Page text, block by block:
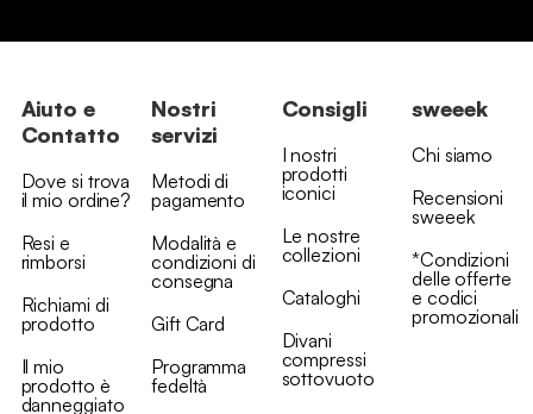
Aiuto e
Contatto
Dove si trova
il mio ordine?
Resi e
rimborsi
Richiami di
prodotto
Il mio
prodotto è
danneggiato
Nostri
servizi
Metodi di
pagamento
Modalità e
condizioni di
consegna
Gift Card
Programma
fedeltà
Consigli
I nostri
prodotti
iconici
Le nostre
collezioni
Cataloghi
Divani
compressi
sottovuoto
sweeek
Chi siamo
Recensioni
sweeek
*Condizioni
delle offerte
e codici
promozionali